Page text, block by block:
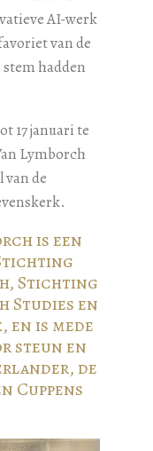
AI-werk
van de
hadden
17 januari te
Lymborch
van de
is een
Stichting
Studies en
is mede
steun en
de
Cuppens